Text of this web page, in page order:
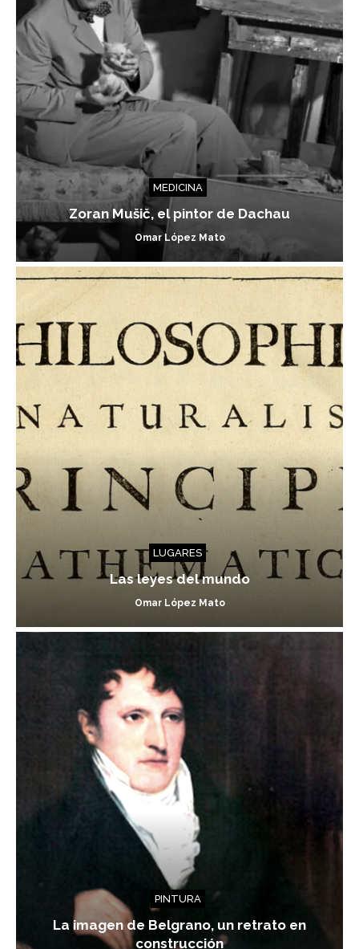
MEDICINA
Zoran Mušič, el pintor de Dachau
Omar López Mato
LUGARES
Las leyes del mundo
Omar López Mato
PINTURA
La imagen de Belgrano, un retrato en
construcción